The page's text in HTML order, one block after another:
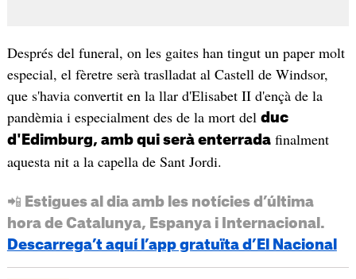
Després del funeral, on les gaites han tingut un paper molt
especial, el fèretre serà traslladat al Castell de Windsor,
que s'havia convertit en la llar d'Elisabet II d'ençà de la
pandèmia i especialment des de la mort del duc
d'Edimburg, amb qui serà enterradafinalment
aquesta nit a la capella de Sant Jordi.
📲 Estigues al dia amb les notícies d’última
hora de Catalunya, Espanya i Internacional.
Descarrega’t aquí l’app gratuïta d’El Nacional